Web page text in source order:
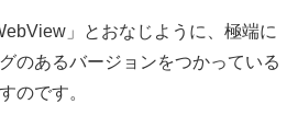
」とおなじように、極端に
のあるバージョンをつかっている
のです。